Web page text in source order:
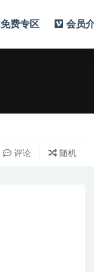
免费专区 会员
评论 随机